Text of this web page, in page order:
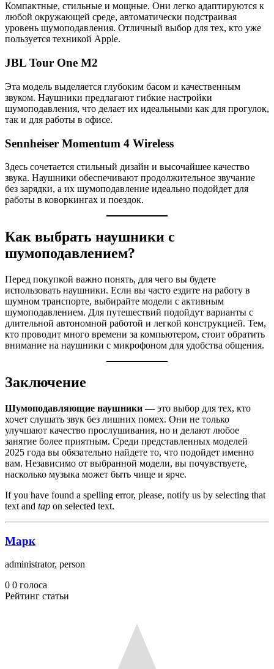
Компактные, стильные и мощные. Они легко адаптируются к
любой окружающей среде, автоматически подстраивая
уровень шумоподавления. Отличный выбор для тех, кто уже
пользуется техникой Apple.
JBL Tour One M2
Эта модель выделяется глубоким басом и качественным
звуком. Наушники предлагают гибкие настройки
шумоподавления, что делает их идеальными как для прогулок,
так и для работы в офисе.
Sennheiser Momentum 4 Wireless
Здесь сочетается стильный дизайн и высочайшее качество
звука. Наушники обеспечивают продолжительное звучание
без зарядки, а их шумоподавление идеально подойдет для
работы в коворкингах и поездок.
Как выбрать наушники с
шумоподавлением?
Перед покупкой важно понять, для чего вы будете
использовать наушники. Если вы часто ездите на работу в
шумном транспорте, выбирайте модели с активным
шумоподавлением. Для путешествий подойдут варианты с
длительной автономной работой и легкой конструкцией. Тем,
кто проводит много времени за компьютером, стоит обратить
внимание на наушники с микрофоном для удобства общения.
Заключение
Шумоподавляющие наушники — это выбор для тех, кто
хочет слушать звук без лишних помех. Они не только
улучшают качество прослушивания, но и делают любое
занятие более приятным. Среди представленных моделей
2025 года вы обязательно найдете то, что подойдет именно
вам. Независимо от выбранной модели, вы почувствуете,
насколько музыка может быть чище и ярче.
If you have found a spelling error, please, notify us by selecting that
text and tap on selected text.
Марк
administrator, person
0 0 голоса
Рейтинг статьи